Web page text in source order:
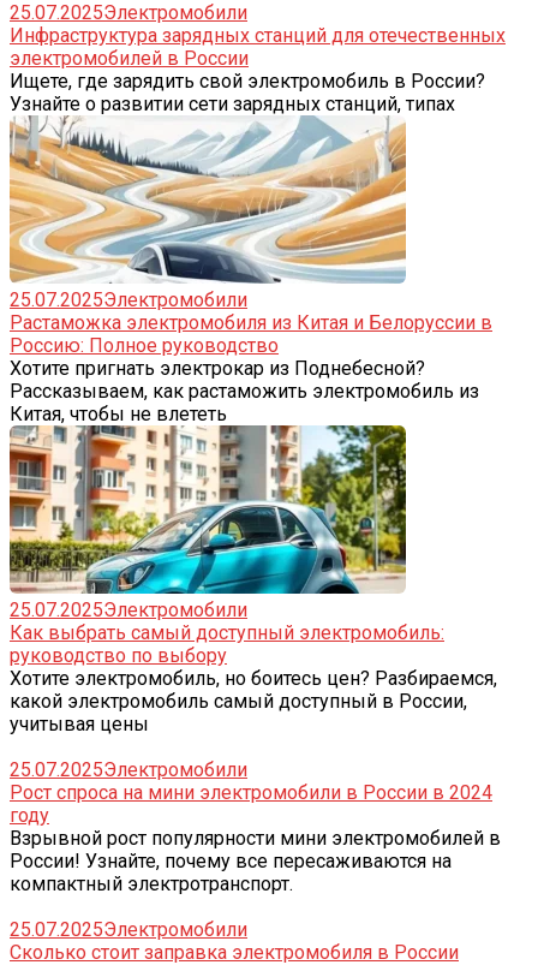
25.07.2025Электромобили
Инфраструктура зарядных станций для отечественных
электромобилей в России
Ищете, где зарядить свой электромобиль в России?
Узнайте о развитии сети зарядных станций, типах
25.07.2025Электромобили
Растаможка электромобиля из Китая и Белоруссии в
Россию: Полное руководство
Хотите пригнать электрокар из Поднебесной?
Рассказываем, как растаможить электромобиль из
Китая, чтобы не влететь
25.07.2025Электромобили
Как выбрать самый доступный электромобиль:
руководство по выбору
Хотите электромобиль, но боитесь цен? Разбираемся,
какой электромобиль самый доступный в России,
учитывая цены
25.07.2025Электромобили
Рост спроса на мини электромобили в России в 2024
году
Взрывной рост популярности мини электромобилей в
России! Узнайте, почему все пересаживаются на
компактный электротранспорт.
25.07.2025Электромобили
Сколько стоит заправка электромобиля в России